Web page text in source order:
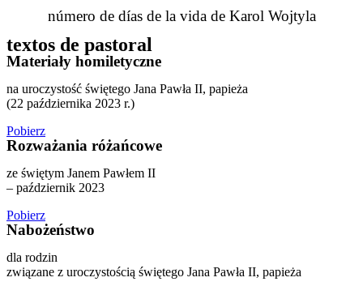
número de días de la vida de Karol Wojtyla
textos de pastoral
Materiały homiletyczne
na uroczystość świętego Jana Pawła II, papieża
(22 października 2023 r.)
Pobierz
Rozważania różańcowe
ze świętym Janem Pawłem II
– październik 2023
Pobierz
Nabożeństwo
dla rodzin
związane z uroczystością świętego Jana Pawła II, papieża